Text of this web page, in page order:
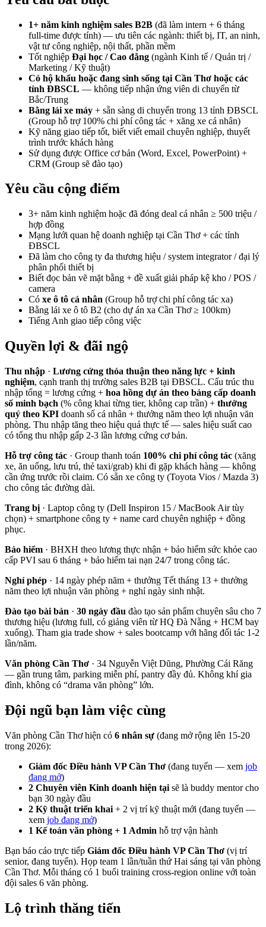
1+ năm kinh nghiệm sales B2B (đã làm intern + 6 tháng
full-time được tính) — ưu tiên các ngành: thiết bị, IT, an ninh,
vật tư công nghiệp, nội thất, phần mềm
Tốt nghiệp Đại học / Cao đẳng (ngành Kinh tế / Quản trị /
Marketing / Kỹ thuật)
Có hộ khẩu hoặc đang sinh sống tại Cần Thơ hoặc các
tỉnh ĐBSCL — không tiếp nhận ứng viên di chuyển từ
Bắc/Trung
Bằng lái xe máy + sẵn sàng di chuyển trong 13 tỉnh ĐBSCL
(Group hỗ trợ 100% chi phí công tác + xăng xe cá nhân)
Kỹ năng giao tiếp tốt, biết viết email chuyên nghiệp, thuyết
trình trước khách hàng
Sử dụng được Office cơ bản (Word, Excel, PowerPoint) +
CRM (Group sẽ đào tạo)
Yêu cầu cộng điểm
3+ năm kinh nghiệm hoặc đã đóng deal cá nhân ≥ 500 triệu /
hợp đồng
Mạng lưới quan hệ doanh nghiệp tại Cần Thơ + các tỉnh
ĐBSCL
Đã làm cho công ty đa thương hiệu / system integrator / đại lý
phân phối thiết bị
Biết đọc bản vẽ mặt bằng + đề xuất giải pháp kệ kho / POS /
camera
Có xe ô tô cá nhân (Group hỗ trợ chi phí công tác xa)
Bằng lái xe ô tô B2 (cho dự án xa Cần Thơ ≥ 100km)
Tiếng Anh giao tiếp công việc
Quyền lợi & đãi ngộ
Thu nhập · Lương cứng thỏa thuận theo năng lực + kinh
nghiệm, cạnh tranh thị trường sales B2B tại ĐBSCL. Cấu trúc thu
nhập tổng = lương cứng + hoa hồng dự án theo bảng cấp doanh
số minh bạch (% công khai từng tier, không cap trần) + thưởng
quý theo KPI doanh số cá nhân + thưởng năm theo lợi nhuận văn
phòng. Thu nhập tăng theo hiệu quả thực tế — sales hiệu suất cao
có tổng thu nhập gấp 2-3 lần lương cứng cơ bản.
Hỗ trợ công tác · Group thanh toán 100% chi phí công tác (xăng
xe, ăn uống, lưu trú, thẻ taxi/grab) khi đi gặp khách hàng — không
cần ứng trước rồi claim. Có sẵn xe công ty (Toyota Vios / Mazda 3)
cho công tác đường dài.
Trang bị · Laptop công ty (Dell Inspiron 15 / MacBook Air tùy
chọn) + smartphone công ty + name card chuyên nghiệp + đồng
phục.
Bảo hiểm · BHXH theo lương thực nhận + bảo hiểm sức khỏe cao
cấp PVI sau 6 tháng + bảo hiểm tai nạn 24/7 trong công tác.
Nghỉ phép · 14 ngày phép năm + thưởng Tết tháng 13 + thưởng
năm theo lợi nhuận văn phòng + nghỉ ngày sinh nhật.
Đào tạo bài bản · 30 ngày đầu đào tạo sản phẩm chuyên sâu cho 7
thương hiệu (lương full, có giảng viên từ HQ Đà Nẵng + HCM bay
xuống). Tham gia trade show + sales bootcamp với hãng đối tác 1-2
lần/năm.
Văn phòng Cần Thơ · 34 Nguyễn Việt Dũng, Phường Cái Răng
— gần trung tâm, parking miễn phí, pantry đầy đủ. Không khí gia
đình, không có “drama văn phòng” lớn.
Đội ngũ bạn làm việc cùng
Văn phòng Cần Thơ hiện có 6 nhân sự (đang mở rộng lên 15-20
trong 2026):
Giám đốc Điều hành VP Cần Thơ (đang tuyển — xem job
đang mở)
2 Chuyên viên Kinh doanh hiện tại sẽ là buddy mentor cho
bạn 30 ngày đầu
2 Kỹ thuật triển khai + 2 vị trí kỹ thuật mới (đang tuyển —
xem job đang mở)
1 Kế toán văn phòng + 1 Admin hỗ trợ vận hành
Bạn báo cáo trực tiếp Giám đốc Điều hành VP Cần Thơ (vị trí
senior, đang tuyển). Họp team 1 lần/tuần thứ Hai sáng tại văn phòng
Cần Thơ. Mỗi tháng có 1 buổi training cross-region online với toàn
đội sales 6 văn phòng.
Lộ trình thăng tiến